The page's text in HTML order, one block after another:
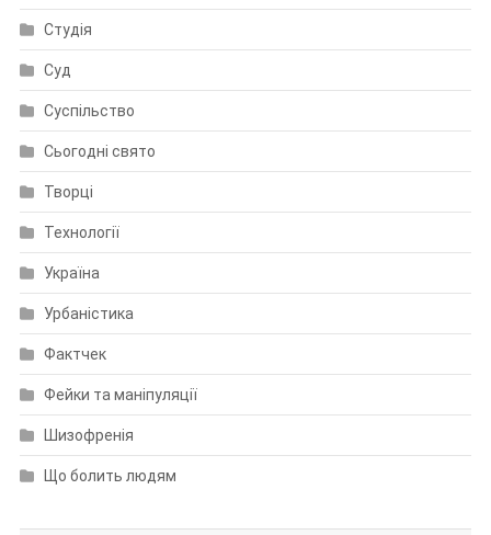
Студія
Суд
Суспільство
Сьогодні свято
Творці
Технології
Україна
Урбаністика
Фактчек
Фейки та маніпуляції
Шизофренія
Що болить людям